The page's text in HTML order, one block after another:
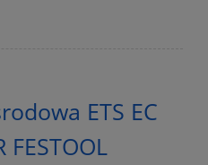
ETS EC
FESTOOL